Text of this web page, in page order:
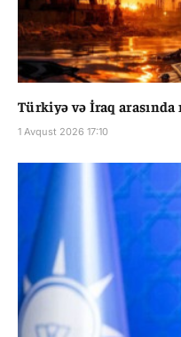
Türkiyə və İraq
1 Avqust 2026 17:10